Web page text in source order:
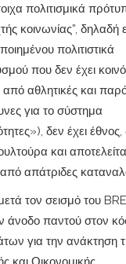
πολιτισμικά
κοινωνίας”, δηλαδή
πολιτιστικά
που δεν έχει
από αθλητικές και
για το σύστημα
δεν έχει έθνος,
και
απάτριδες
τον σεισμό του
άνοδο παντού στον
για την ανάκτηση